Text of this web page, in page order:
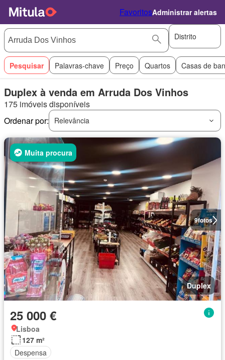
FavoritosAdministrar alertas
Distrito
Pesquisar Palavras-chave Preço Quartos Casas de
Duplex à venda em Arruda Dos Vinhos
175 imóveis disponíveis
Ordenar por:
Relevância
9fotos
Muita procura
Duplex
25 000 €
Lisboa
127 m²
Despensa